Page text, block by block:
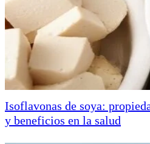
Isoflavonas de soya:
y beneficios en la salud